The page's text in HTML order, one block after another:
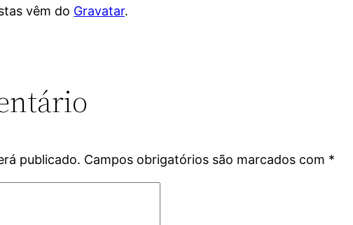
vêm do Gravatar.
publicado. Campos obrigatórios são marcados com *